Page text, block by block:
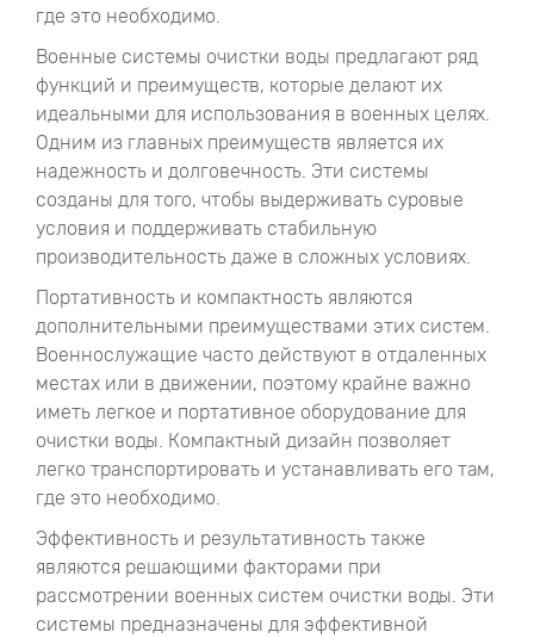
где это необходимо.
Военные системы очистки воды предлагают ряд
функций и преимуществ, которые делают их
идеальными для использования в военных целях.
Одним из главных преимуществ является их
надежность и долговечность. Эти системы
созданы для того, чтобы выдерживать суровые
условия и поддерживать стабильную
производительность даже в сложных условиях.
Портативность и компактность являются
дополнительными преимуществами этих систем.
Военнослужащие часто действуют в отдаленных
местах или в движении, поэтому крайне важно
иметь легкое и портативное оборудование для
очистки воды. Компактный дизайн позволяет
легко транспортировать и устанавливать его там,
где это необходимо.
Эффективность и результативность также
являются решающими факторами при
рассмотрении военных систем очистки воды. Эти
системы предназначены для эффективной